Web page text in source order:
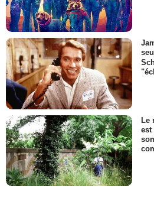
Le
est